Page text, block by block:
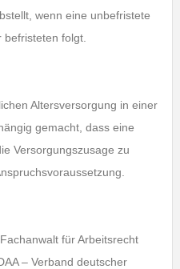
wenn eine unbefristete
folgt.
Altersversorgung in einer
gemacht, dass eine
Versorgungszusage zu
für Arbeitsrecht
– Verband deutscher